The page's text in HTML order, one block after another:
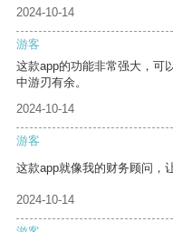
2024-10-14
游客
这款app的功能非常强大，可
中游刃有余。
2024-10-14
游客
这款app就像我的财务顾问，
2024-10-14